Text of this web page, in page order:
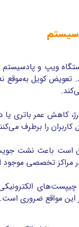
ویپ و پادسیستم
کویل به‌موقع
کاهش عمر باتری
را برطرف
است باعث نشت
مراکز تخصصی
چیپست‌های
این مواقع ضروری است.